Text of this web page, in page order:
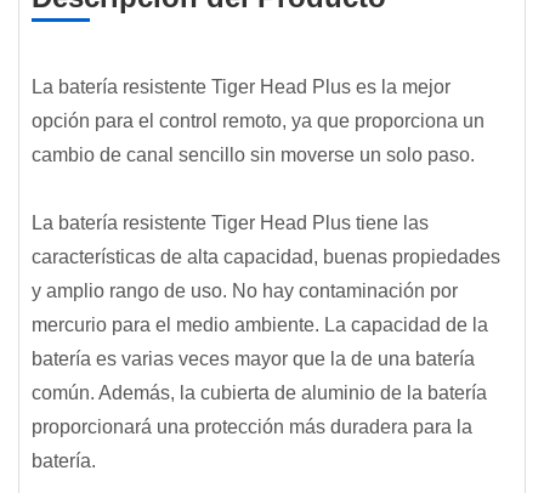
La batería resistente Tiger Head Plus es la mejor
opción para el control remoto, ya que proporciona un
cambio de canal sencillo sin moverse un solo paso.
La batería resistente Tiger Head Plus tiene las
características de alta capacidad, buenas propiedades
y amplio rango de uso. No hay contaminación por
mercurio para el medio ambiente. La capacidad de la
batería es varias veces mayor que la de una batería
común. Además, la cubierta de aluminio de la batería
proporcionará una protección más duradera para la
batería.